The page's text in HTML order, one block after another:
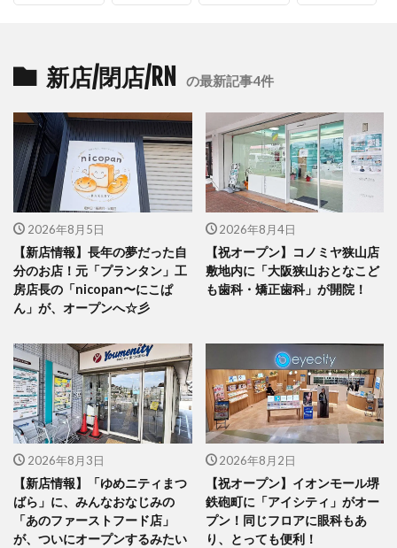
新店/閉店/RN の最新記事4件
2026年8月5日
【新店情報】長年の夢だった自
分のお店！元「プランタン」工
房店長の「nicopan〜にこぱ
ん」が、オープンへ☆彡
2026年8月4日
【祝オープン】コノミヤ狭山店
敷地内に「大阪狭山おとなこど
も歯科・矯正歯科」が開院！
2026年8月3日
【新店情報】「ゆめニティまつ
ばら」に、みんなおなじみの
「あのファーストフード店」
が、ついにオープンするみたい
2026年8月2日
【祝オープン】イオンモール堺
鉄砲町に「アイシティ」がオー
プン！同じフロアに眼科もあ
り、とっても便利！